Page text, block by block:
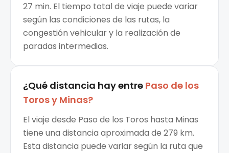
27 min. El tiempo total de viaje puede variar
según las condiciones de las rutas, la
congestión vehicular y la realización de
paradas intermedias.
¿Qué distancia hay entre Paso de los
Torosy Minas?
El viaje desde Paso de los Toros hasta Minas
tiene una distancia aproximada de 279 km.
Esta distancia puede variar según la ruta que